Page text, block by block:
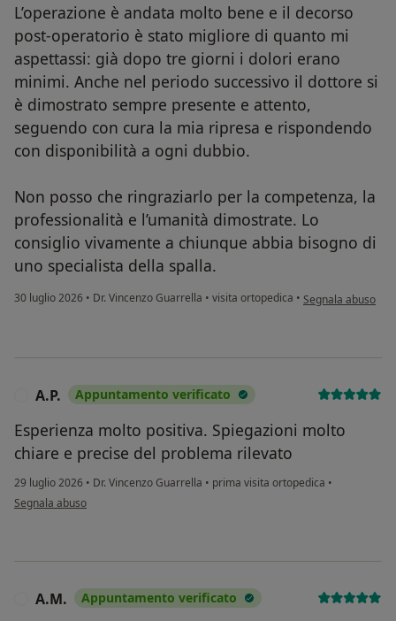
L’operazione è andata molto bene e il decorso
post-operatorio è stato migliore di quanto mi
aspettassi: già dopo tre giorni i dolori erano
minimi. Anche nel periodo successivo il dottore si
è dimostrato sempre presente e attento,
seguendo con cura la mia ripresa e rispondendo
con disponibilità a ogni dubbio.
Non posso che ringraziarlo per la competenza, la
professionalità e l’umanità dimostrate. Lo
consiglio vivamente a chiunque abbia bisogno di
uno specialista della spalla.
30 luglio 2026 • Dr. Vincenzo Guarrella • visita ortopedica • secondo
Segnala abuso
A.P. Appuntamento verificato
Esperienza molto positiva. Spiegazioni molto
chiare e precise del problema rilevato
29 luglio 2026 • Dr. Vincenzo Guarrella • prima visita ortopedica •
secondo l'opinione dell'utente A.P.
Segnala abuso
A.M. Appuntamento verificato